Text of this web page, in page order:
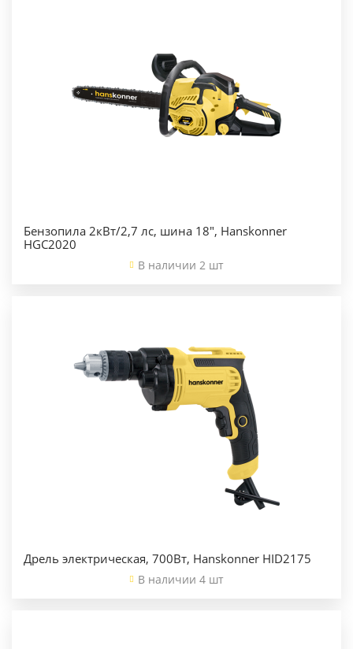
Бензопила 2кВт/2,7 лс, шина 18", Hanskonner
HGC2020
В наличии 2 шт
Дрель электрическая, 700Вт, Hanskonner HID2175
В наличии 4 шт